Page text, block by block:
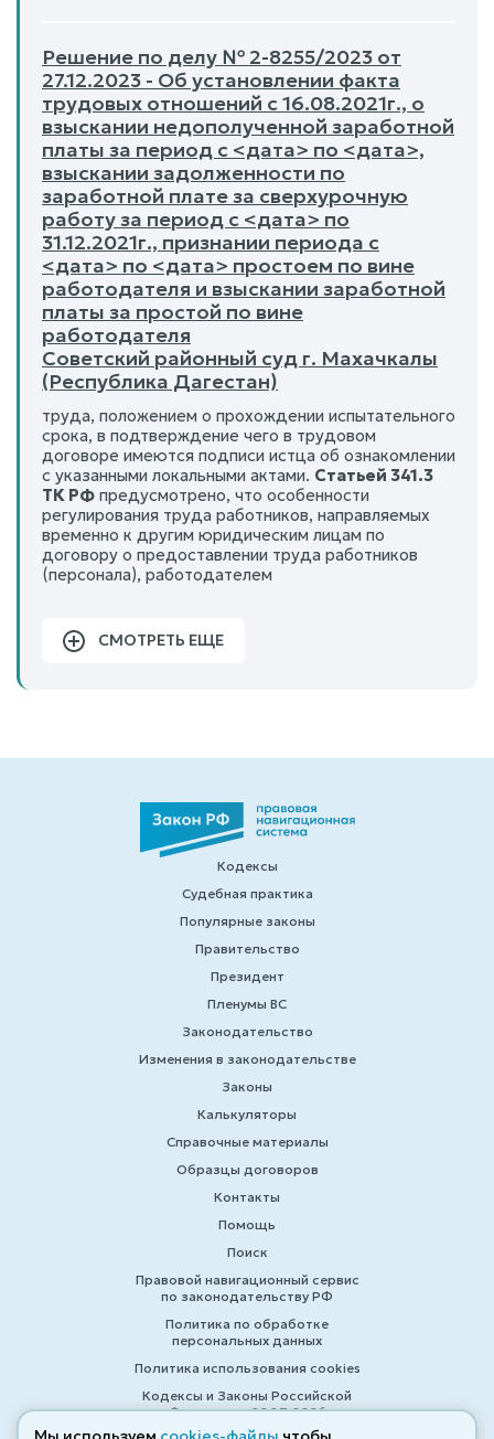
Решение по делу № 2-8255/2023 от
27.12.2023 - Об установлении факта
трудовых отношений с 16.08.2021г., о
взыскании недополученной заработной
платы за период с <дата> по <дата>,
взыскании задолженности по
заработной плате за сверхурочную
работу за период с <дата> по
31.12.2021г., признании периода с
<дата> по <дата> простоем по вине
работодателя и взыскании заработной
платы за простой по вине
работодателя
Советский районный суд г. Махачкалы
(Республика Дагестан)
труда, положением о прохождении испытательного
срока, в подтверждение чего в трудовом
договоре имеются подписи истца об ознакомлении
с указанными локальными актами. Статьей 341.3
ТК РФ предусмотрено, что особенности
регулирования труда работников, направляемых
временно к другим юридическим лицам по
договору о предоставлении труда работников
(персонала), работодателем
СМОТРЕТЬ ЕЩЕ
Кодексы
Судебная практика
Популярные законы
Правительство
Президент
Пленумы ВС
Законодательство
Изменения в законодательстве
Законы
Калькуляторы
Справочные материалы
Образцы договоров
Контакты
Помощь
Поиск
Правовой навигационный сервис
по законодательству РФ
Политика по обработке
персональных данных
Политика использования cookies
Кодексы и Законы Российской
Федерации 2007-2026